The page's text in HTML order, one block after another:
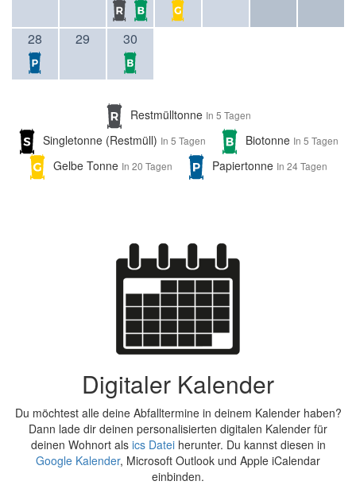
28 29 30
Restmülltonne In 5 Tagen
Singletonne (Restmüll) In 5 Tagen Biotonne In 5 Tagen
Gelbe Tonne In 20 Tagen Papiertonne In 24 Tagen
Digitaler Kalender
Du möchtest alle deine Abfalltermine in deinem Kalender haben?
Dann lade dir deinen personalisierten digitalen Kalender für
deinen Wohnort als ics Dateiherunter. Du kannst diesen in
Google Kalender, Microsoft Outlook und Apple iCalendar
einbinden.